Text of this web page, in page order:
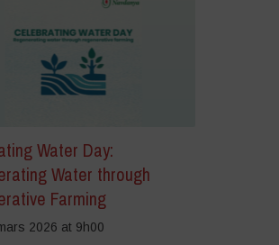
Water Day:
Water through
Farming
2026 at 9h00